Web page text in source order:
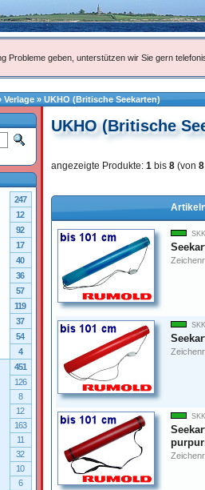
Probleme geben, unterstützen wir Sie gern
Verlage » UKHO (Britische Seekarten)
UKHO (Britische
angezeigte Produkte: 1 bis 8 (von 8
247
12
92
17
40
36
57
119
37
54
4
451
126
8
12
163
11
32
10
6